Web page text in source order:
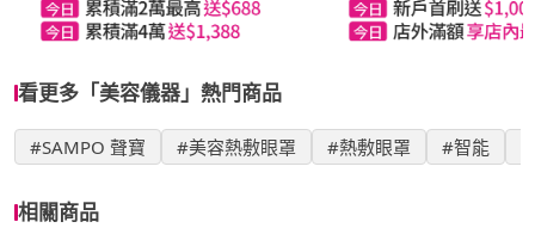
看更多「美容儀器」熱門商品
#SAMPO 聲寶 #美容熱敷眼罩 #熱敷眼罩 #智能
相關商品